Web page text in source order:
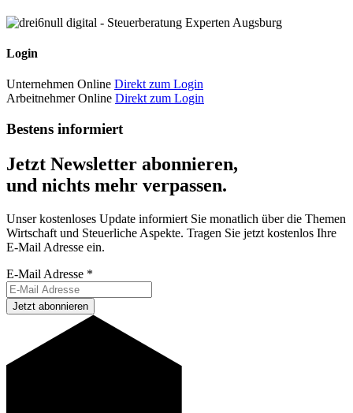
Login
Unternehmen Online Direkt zum Login
Arbeitnehmer Online Direkt zum Login
Bestens informiert
Jetzt Newsletter abonnieren,
und nichts mehr verpassen.
Unser kostenloses Update informiert Sie monatlich über die Themen
Wirtschaft und Steuerliche Aspekte. Tragen Sie jetzt kostenlos Ihre
E-Mail Adresse ein.
E-Mail Adresse *
Jetzt abonnieren